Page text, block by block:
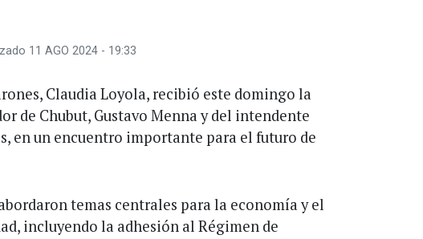
11 AGO 2024 - 19:33
Claudia Loyola, recibió este domingo la
de Chubut, Gustavo Menna y del intendente
en un encuentro importante para el futuro de
temas centrales para la economía y el
incluyendo la adhesión al Régimen de